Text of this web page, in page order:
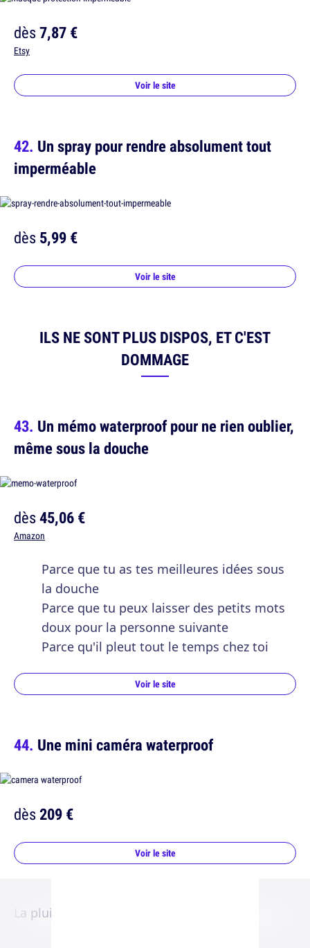
dès7,87 €
Etsy
Voir le site
Un spray pour rendre absolument tout
imperméable
dès5,99 €
Voir le site
ILS NE SONT PLUS DISPOS, ET C'EST
DOMMAGE
Un mémo waterproof pour ne rien oublier,
même sous la douche
dès45,06 €
Amazon
Parce que tu as tes meilleures idées sous
la douche
Parce que tu peux laisser des petits mots
doux pour la personne suivante
Parce qu'il pleut tout le temps chez toi
Voir le site
Une mini caméra waterproof
dès209 €
Voir le site
La pluie ne te fera plus jamais peur.